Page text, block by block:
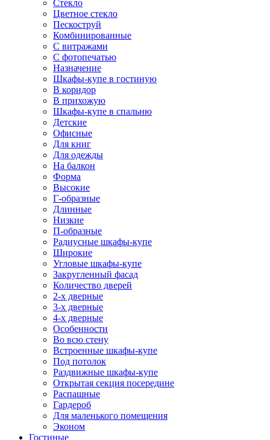
Стекло
Цветное стекло
Пескоструй
Комбинированные
С витражами
С фотопечатью
Назначение
Шкафы-купе в гостиную
В коридор
В прихожую
Шкафы-купе в спальню
Детские
Офисные
Для книг
Для одежды
На балкон
Форма
Высокие
Г-образные
Длинные
Низкие
П-образные
Радиусные шкафы-купе
Широкие
Угловые шкафы-купе
Закругленный фасад
Количество дверей
2-х дверные
3-х дверные
4-х дверные
Особенности
Во всю стену
Встроенные шкафы-купе
Под потолок
Раздвижные шкафы-купе
Открытая секция посередине
Распашные
Гардероб
Для маленького помещения
Эконом
Гостиные